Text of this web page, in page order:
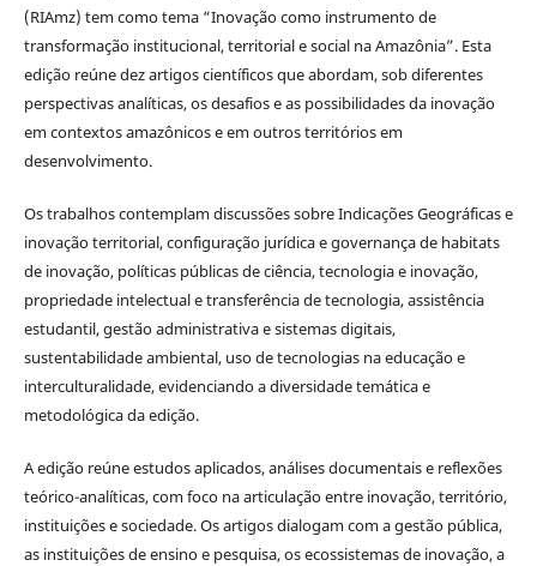
(RIAmz) tem como tema “Inovação como instrumento de
transformação institucional, territorial e social na Amazônia”. Esta
edição reúne dez artigos científicos que abordam, sob diferentes
perspectivas analíticas, os desafios e as possibilidades da inovação
em contextos amazônicos e em outros territórios em
desenvolvimento.
Os trabalhos contemplam discussões sobre Indicações Geográficas e
inovação territorial, configuração jurídica e governança de habitats
de inovação, políticas públicas de ciência, tecnologia e inovação,
propriedade intelectual e transferência de tecnologia, assistência
estudantil, gestão administrativa e sistemas digitais,
sustentabilidade ambiental, uso de tecnologias na educação e
interculturalidade, evidenciando a diversidade temática e
metodológica da edição.
A edição reúne estudos aplicados, análises documentais e reflexões
teórico-analíticas, com foco na articulação entre inovação, território,
instituições e sociedade. Os artigos dialogam com a gestão pública,
as instituições de ensino e pesquisa, os ecossistemas de inovação, a